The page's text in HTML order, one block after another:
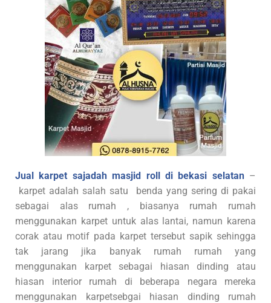
Jual karpet sajadah masjid roll di bekasi selatan–
karpet adalah salah satu benda yang sering di pakai
sebagai alas rumah , biasanya rumah rumah
menggunakan karpet untuk alas lantai, namun karena
corak atau motif pada karpet tersebut sapik sehingga
tak jarang jika banyak rumah rumah yang
menggunakan karpet sebagai hiasan dinding atau
hiasan interior rumah di beberapa negara mereka
menggunakan karpetsebgai hiasan dinding rumah